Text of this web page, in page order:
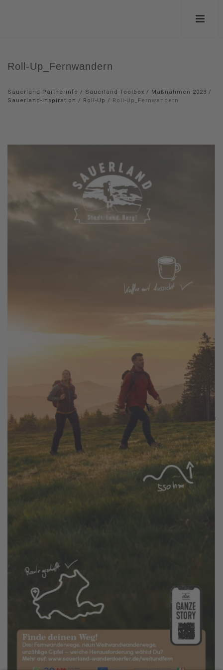
Roll-Up_Fernwandern
Sauerland-Partnerinfo / Sauerland-Toolbox / Maßnahmen 2023 /
Sauerland-Inspiration / Roll-Up / Roll-Up_Fernwandern